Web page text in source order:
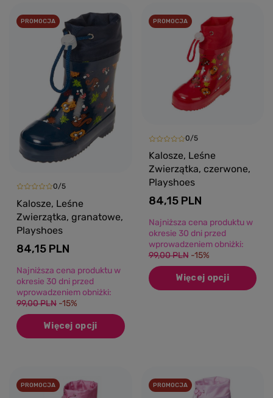
PROMOCJA
0/5
Kalosze, Leśne
Zwierzątka, granatowe,
Playshoes
84,15 PLN
Najniższa cena produktu w
okresie 30 dni przed
wprowadzeniem obniżki:
99,00 PLN -15%
Więcej opcji
PROMOCJA
0/5
Kalosze, Leśne
Zwierzątka, czerwone,
Playshoes
84,15 PLN
Najniższa cena produktu w
okresie 30 dni przed
wprowadzeniem obniżki:
99,00 PLN -15%
Więcej opcji
PROMOCJA PROMOCJA